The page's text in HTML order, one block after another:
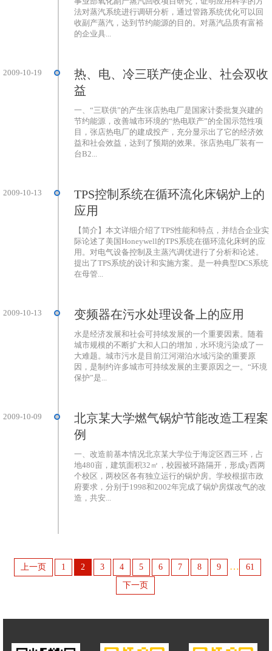
法对蒸汽系统进行调研分析，通过管路系统优化可以回
收副产蒸汽，达到节约能源的目的。对蒸汽品质有富裕
的企业具...
2009-10-19
热、电、冷三联产使企业、社会双收
益
一、“三联供”的产生张店热电厂是国家计委批复兴建的
节约能源，改善城市环境的“热电联产”的全国示范性项
目，张店热电厂的建成投产，充分显示出了它的经济效
益和社会效益，达到了预期的效果。张店热电厂装有一
台B2...
2009-10-13
TPS控制系统在循环流化床锅炉上的
应用
【简介】本文详细介绍了TPS性能和特点，并结合企业实
际论述了美国Honeywell的TPS系统在循环流化床蚵的应
用。对电气设备控制及主蒸汽调优进行了分析和论述。
提出了TPS系统的设计和实施方案。是一种典型DCS系统
在母管...
2009-10-13 变频器在污水处理设备上的应用
水是经济发展和社会可持续发展的一个重要因素。随着
城市规模的不断扩大和人口的增加，水环境污染成了一
大难题。城市污水是目前江河湖泊水域污染的重要原
因，是制约许多城市可持续发展的主要原因之一。“环境
保护”是...
2009-10-09
北京某大学燃气锅炉节能改造工程案
例
一、改造前基本情况北京某大学位于海淀区西三环，占
地480亩，建筑面积32㎡，校园被环路隔开，形成y西两
个校区，两校区各有独立运行的锅炉房。学校根据市政
府要求，分别于1998和2002年完成了锅炉房煤改气的改
造，共安...
上一页 1 2 3 4 5 6 7 8 9 …
61
下一页